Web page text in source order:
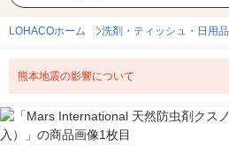
LOHACOホーム 洗剤・ティッシュ・日用品
熊本地震の影響について